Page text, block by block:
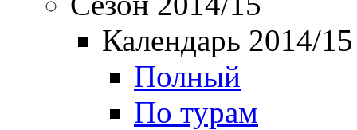
Календарь 2014/15
Полный
По турам